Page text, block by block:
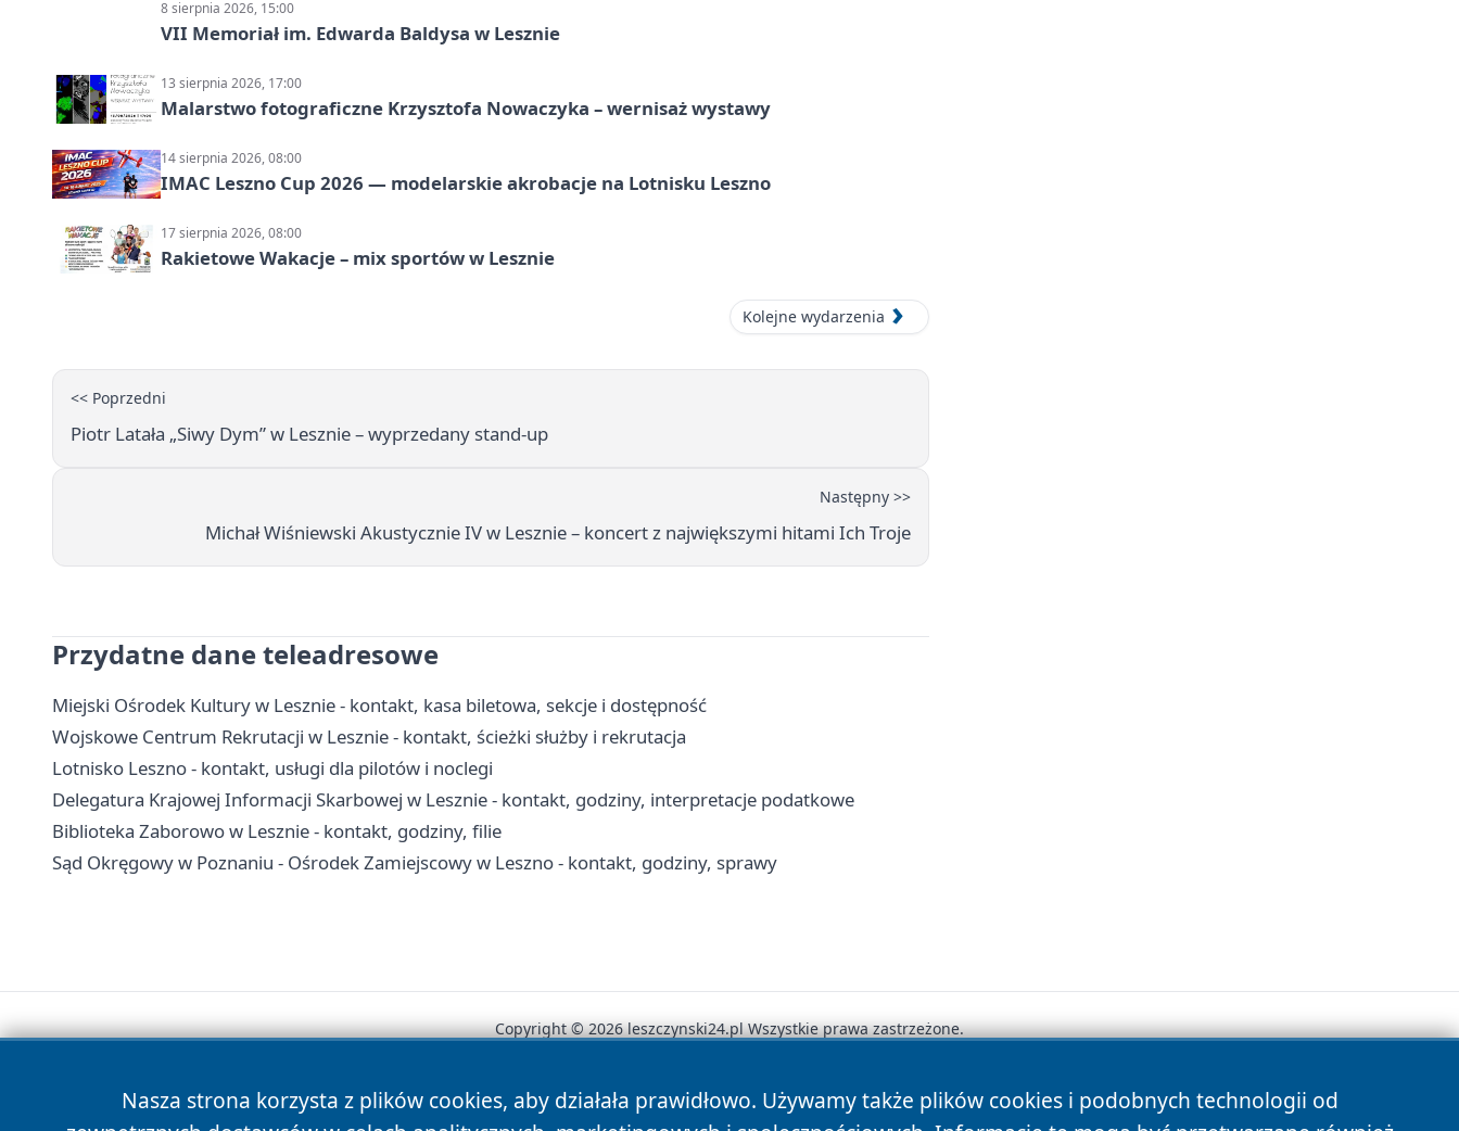
8 sierpnia 2026, 15:00
VII Memoriał im. Edwarda Baldysa w Lesznie
13 sierpnia 2026, 17:00
Malarstwo fotograficzne Krzysztofa Nowaczyka – wernisaż wystawy
14 sierpnia 2026, 08:00
IMAC Leszno Cup 2026 — modelarskie akrobacje na Lotnisku Leszno
17 sierpnia 2026, 08:00
Rakietowe Wakacje – mix sportów w Lesznie
Kolejne wydarzenia
<< Poprzedni
Piotr Latała „Siwy Dym” w Lesznie – wyprzedany stand-up
Następny >>
Michał Wiśniewski Akustycznie IV w Lesznie – koncert z największymi hitami Ich Troje
Przydatne dane teleadresowe
Miejski Ośrodek Kultury w Lesznie - kontakt, kasa biletowa, sekcje i dostępność
Wojskowe Centrum Rekrutacji w Lesznie - kontakt, ścieżki służby i rekrutacja
Lotnisko Leszno - kontakt, usługi dla pilotów i noclegi
Delegatura Krajowej Informacji Skarbowej w Lesznie - kontakt, godziny, interpretacje podatkowe
Biblioteka Zaborowo w Lesznie - kontakt, godziny, filie
Sąd Okręgowy w Poznaniu - Ośrodek Zamiejscowy w Leszno - kontakt, godziny, sprawy
Nasza strona korzysta z plików cookies, aby działała prawidłowo. Używamy także plików cookies i podobnych technologii od
Copyright © 2026 leszczynski24.pl Wszystkie prawa zastrzeżone.
News Autorzy Polityka Prywatności Polityka Cookies